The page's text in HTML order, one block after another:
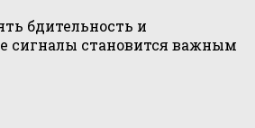
бдительность и
сигналы становится важным